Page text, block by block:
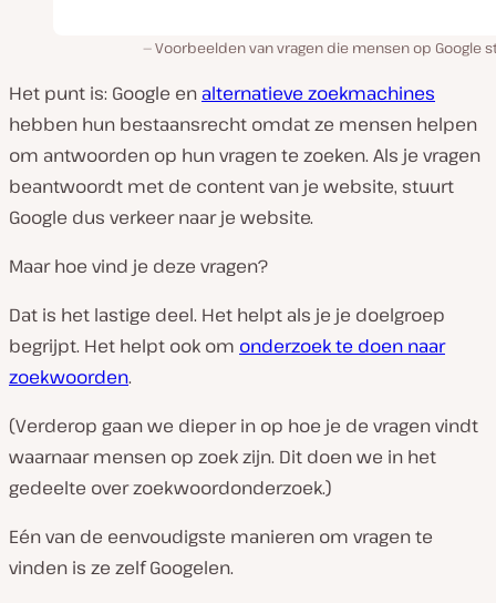
Voorbeelden van vragen die mensen op Google
Het punt is: Google en alternatieve zoekmachines
hebben hun bestaansrecht omdat ze mensen helpen
om antwoorden op hun vragen te zoeken. Als je vragen
beantwoordt met de content van je website, stuurt
Google dus verkeer naar je website.
Maar hoe vind je deze vragen?
Dat is het lastige deel. Het helpt als je je doelgroep
begrijpt. Het helpt ook om onderzoek te doen naar
zoekwoorden.
(Verderop gaan we dieper in op hoe je de vragen vindt
waarnaar mensen op zoek zijn. Dit doen we in het
gedeelte over zoekwoordonderzoek.)
Eén van de eenvoudigste manieren om vragen te
vinden is ze zelf Googelen.